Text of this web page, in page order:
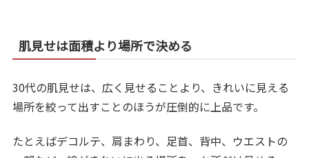
肌見せは面積より場所で決める
30代の肌見せは、広く見せることより、きれいに見える
場所を絞って出すことのほうが圧倒的に上品です。
たとえばデコルテ、肩まわり、足首、背中、ウエストの